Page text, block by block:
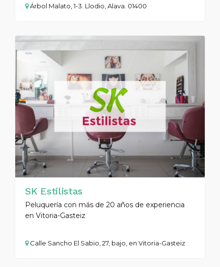
Árbol Malato, 1-3. Llodio, Alava. 01400
SK Estilistas
Peluquería con más de 20 años de experiencia
en Vitoria-Gasteiz
Calle Sancho El Sabio, 27, bajo, en Vitoria-Gasteiz